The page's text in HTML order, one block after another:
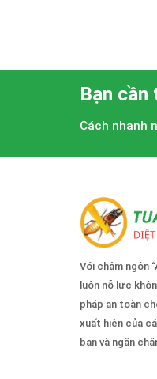
Bạn
Cách nhanh
Với châm ngôn
luôn nỗ lực
pháp an toàn
xuất hiện của
bạn và ngăn